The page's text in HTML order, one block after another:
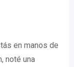
en manos de
noté una